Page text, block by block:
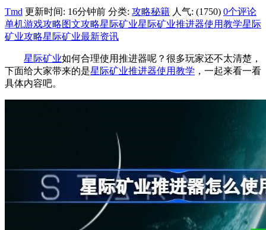
Tmd 更新时间: 16分钟前 分类: 攻略秘籍 人气: (1750) 0个评论
单机游戏攻略图文攻略星际矿业星际矿业推进器使用教学星际
矿业攻略星际矿业最新资讯
星际矿业如何合理使用推进器呢？很多玩家还不太清楚，
下面给大家带来的是星际矿业推进器使用教学 ，一起来看一看
具体内容吧。